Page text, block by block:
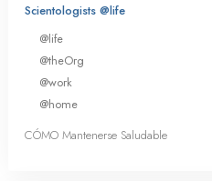
Scientologists @life
@life
@theOrg
@work
@home
CÓMO Mantenerse Saludable